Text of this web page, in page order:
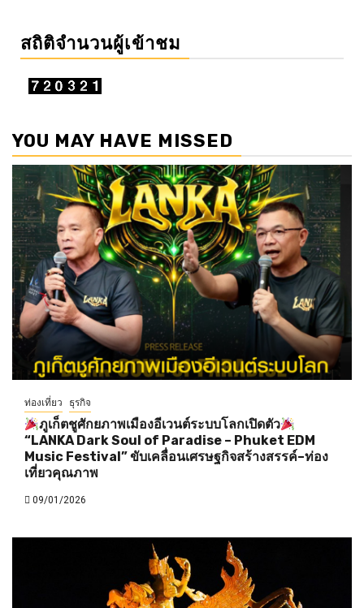
สถิติจำนวนผู้เข้าชม
YOU MAY HAVE MISSED
ท่องเที่ยว ธุรกิจ
ภูเก็ตชูศักยภาพเมืองอีเวนต์ระบบโลกเปิดตัว
“LANKA Dark Soul of Paradise – Phuket EDM
Music Festival” ขับเคลื่อนเศรษฐกิจสร้างสรรค์–ท่อง
เที่ยวคุณภาพ
09/01/2026